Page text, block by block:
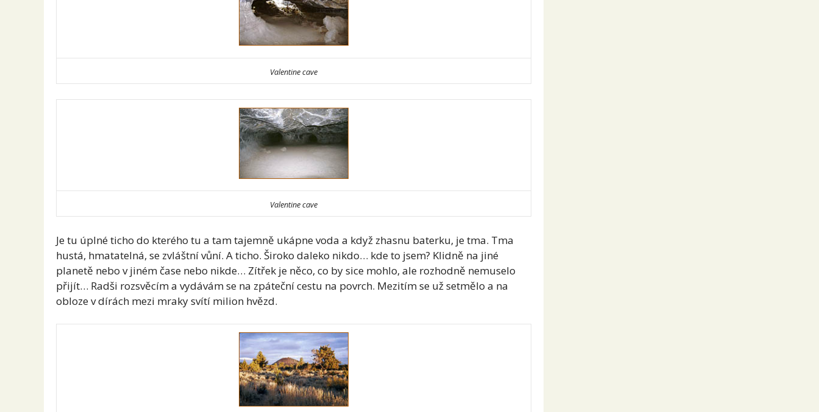
Valentine cave
Valentine cave
Je tu úplné ticho do kterého tu a tam tajemně ukápne voda a když zhasnu baterku, je tma. Tma
hustá, hmatatelná, se zvláštní vůní. A ticho. Široko daleko nikdo… kde to jsem? Klidně na jiné
planetě nebo v jiném čase nebo nikde… Zítřek je něco, co by sice mohlo, ale rozhodně nemuselo
přijít… Radši rozsvěcím a vydávám se na zpáteční cestu na povrch. Mezitím se už setmělo a na
obloze v dírách mezi mraky svítí milion hvězd.